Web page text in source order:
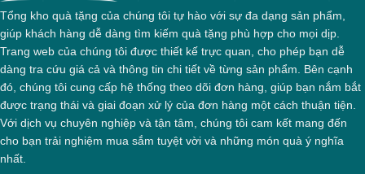
Tổng kho quà tặng của chúng tôi tự hào với sự đa dạng sản phẩm,
giúp khách hàng dễ dàng tìm kiếm quà tặng phù hợp cho mọi dịp.
Trang web của chúng tôi được thiết kế trực quan, cho phép bạn dễ
dàng tra cứu giá cả và thông tin chi tiết về từng sản phẩm. Bên cạnh
đó, chúng tôi cung cấp hệ thống theo dõi đơn hàng, giúp bạn nắm bắt
được trạng thái và giai đoạn xử lý của đơn hàng một cách thuận tiện.
Với dịch vụ chuyên nghiệp và tận tâm, chúng tôi cam kết mang đến
cho bạn trải nghiệm mua sắm tuyệt vời và những món quà ý nghĩa
nhất.